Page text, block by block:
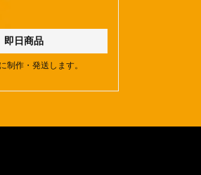
即日商品
に制作・発送します。